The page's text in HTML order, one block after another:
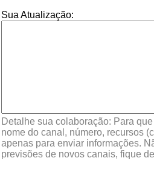
Sua Atualização:
Detalhe sua colaboração: Para
nome do canal, número, recursos
apenas para enviar informações.
previsões de novos canais, fique